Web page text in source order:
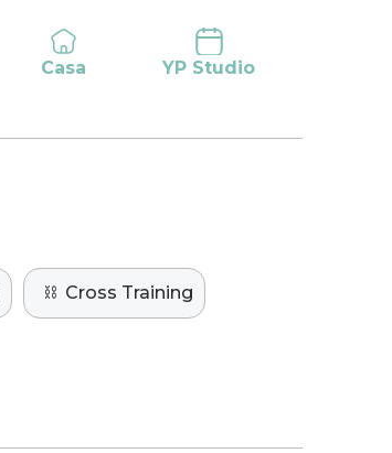
Casa YP Studio
⛓️ Cross Training